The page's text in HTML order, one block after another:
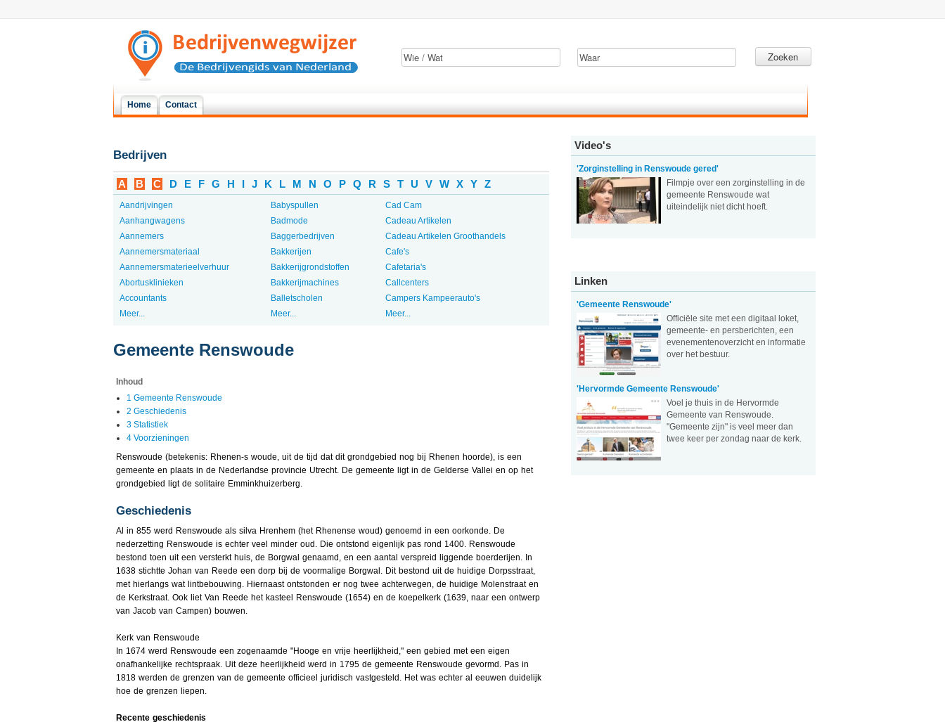
Zoeken
Home Contact
Bedrijven
A B C D E F G H I J K L M N O P Q R S T U V W X Y Z
Aandrijvingen
Aanhangwagens
Aannemers
Aannemersmateriaal
Aannemersmaterieelverhuur
Abortusklinieken
Accountants
Meer...
Babyspullen
Badmode
Baggerbedrijven
Bakkerijen
Bakkerijgrondstoffen
Bakkerijmachines
Balletscholen
Meer...
Cad Cam
Cadeau Artikelen
Cadeau Artikelen Groothandels
Cafe's
Cafetaria's
Callcenters
Campers Kampeerauto's
Meer...
Gemeente Renswoude
Inhoud
1 Gemeente Renswoude
2 Geschiedenis
3 Statistiek
4 Voorzieningen
Renswoude (betekenis: Rhenen-s woude, uit de tijd dat dit grondgebied nog bij Rhenen hoorde), is een
gemeente en plaats in de Nederlandse provincie Utrecht. De gemeente ligt in de Gelderse Vallei en op het
grondgebied ligt de solitaire Emminkhuizerberg.
Geschiedenis
Al in 855 werd Renswoude als silva Hrenhem (het Rhenense woud) genoemd in een oorkonde. De
nederzetting Renswoude is echter veel minder oud. Die ontstond eigenlijk pas rond 1400. Renswoude
bestond toen uit een versterkt huis, de Borgwal genaamd, en een aantal verspreid liggende boerderijen. In
1638 stichtte Johan van Reede een dorp bij de voormalige Borgwal. Dit bestond uit de huidige Dorpsstraat,
met hierlangs wat lintbebouwing. Hiernaast ontstonden er nog twee achterwegen, de huidige Molenstraat en
de Kerkstraat. Ook liet Van Reede het kasteel Renswoude (1654) en de koepelkerk (1639, naar een ontwerp
van Jacob van Campen) bouwen.
Kerk van Renswoude
In 1674 werd Renswoude een zogenaamde "Hooge en vrije heerlijkheid," een gebied met een eigen
onafhankelijke rechtspraak. Uit deze heerlijkheid werd in 1795 de gemeente Renswoude gevormd. Pas in
1818 werden de grenzen van de gemeente officieel juridisch vastgesteld. Het was echter al eeuwen duidelijk
hoe de grenzen liepen.
Recente geschiedenis
Video's
'Zorginstelling in Renswoude gered'
Filmpje over een zorginstelling in de
gemeente Renswoude wat
uiteindelijk niet dicht hoeft.
Linken
'Gemeente Renswoude'
Officiële site met een digitaal loket,
gemeente- en persberichten, een
evenementenoverzicht en informatie
over het bestuur.
'Hervormde Gemeente Renswoude'
Voel je thuis in de Hervormde
Gemeente van Renswoude.
"Gemeente zijn" is veel meer dan
twee keer per zondag naar de kerk.